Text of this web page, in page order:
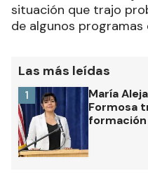
situación que trajo
de algunos programas
Las más leídas
María
Formosa
formación
1